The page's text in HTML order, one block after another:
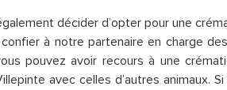
décider d’opter pour une
à notre partenaire en charge
pouvez avoir recours à une
avec celles d’autres animaux.